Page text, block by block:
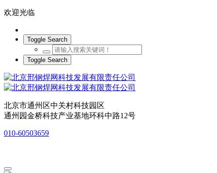
欢迎光临
Toggle Search
Toggle Search
北京市通州区中关村科技园区
通州园金桥科技产业基地环科中路12号
010-60503659